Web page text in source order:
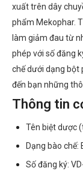
xuất trên dây
phẩm Mekophar.
làm giảm đau từ
phép với số đăng
chế dưới dạng bột
đến bạn những
Thông tin
Tên biệt dược
Dạng bào chế:
Số đăng ký: